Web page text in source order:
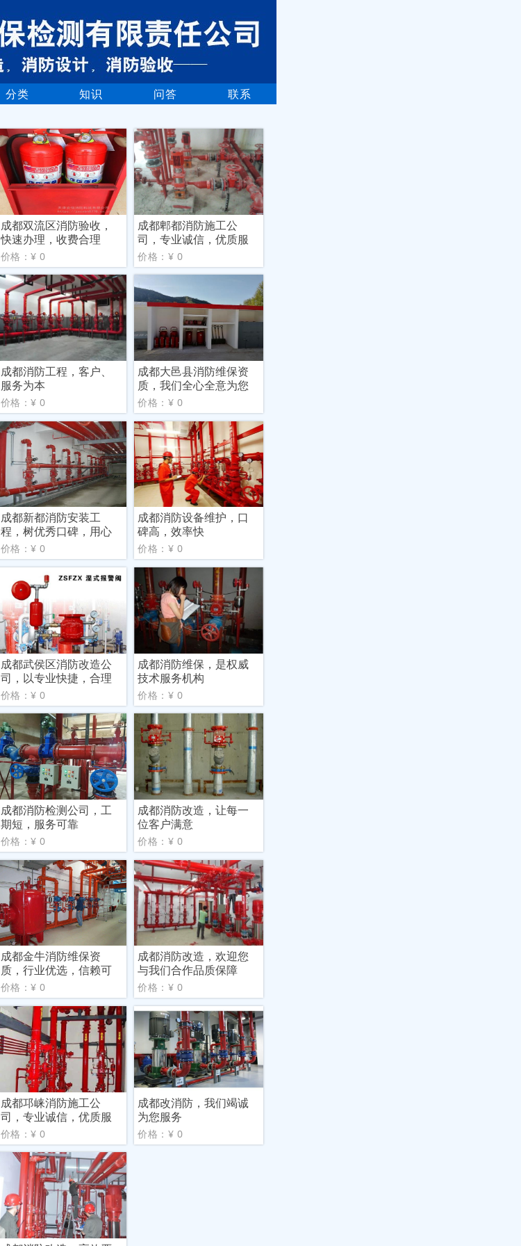
分类 知识 问答
联系
成都双流区消防验收，
快速办理，收费合理
价格：¥ 0
成都郫都消防施工公
司，专业诚信，优质服
务
价格：¥ 0
成都消防工程，客户、
服务为本
价格：¥ 0
成都大邑县消防维保资
质，我们全心全意为您
服务
价格：¥ 0
成都新都消防安装工
程，树优秀口碑，用心
服务
价格：¥ 0
成都消防设备维护，口
碑高，效率快
价格：¥ 0
成都武侯区消防改造公
司，以专业快捷，合理
收费
价格：¥ 0
成都消防维保，是权威
技术服务机构
价格：¥ 0
成都消防检测公司，工
期短，服务可靠
价格：¥ 0
成都消防改造，让每一
位客户满意
价格：¥ 0
成都金牛消防维保资
质，行业优选，信赖可
靠
价格：¥ 0
成都消防改造，欢迎您
与我们合作品质保障
价格：¥ 0
成都邛崃消防施工公
司，专业诚信，优质服
务
价格：¥ 0
成都改消防，我们竭诚
为您服务
价格：¥ 0